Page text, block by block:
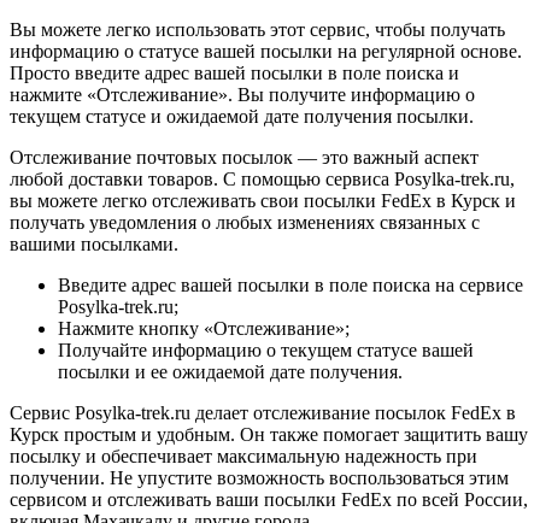
Вы можете легко использовать этот сервис, чтобы получать
информацию о статусе вашей посылки на регулярной основе.
Просто введите адрес вашей посылки в поле поиска и
нажмите «Отслеживание». Вы получите информацию о
текущем статусе и ожидаемой дате получения посылки.
Отслеживание почтовых посылок — это важный аспект
любой доставки товаров. С помощью сервиса Posylka-trek.ru,
вы можете легко отслеживать свои посылки FedEx в Курск и
получать уведомления о любых изменениях связанных с
вашими посылками.
Введите адрес вашей посылки в поле поиска на сервисе
Posylka-trek.ru;
Нажмите кнопку «Отслеживание»;
Получайте информацию о текущем статусе вашей
посылки и ее ожидаемой дате получения.
Сервис Posylka-trek.ru делает отслеживание посылок FedEx в
Курск простым и удобным. Он также помогает защитить вашу
посылку и обеспечивает максимальную надежность при
получении. Не упустите возможность воспользоваться этим
сервисом и отслеживать ваши посылки FedEx по всей России,